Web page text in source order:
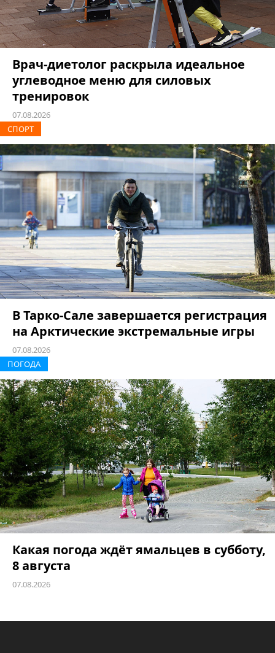
Врач-диетолог раскрыла идеальное
углеводное меню для силовых
тренировок
07.08.2026
СПОРТ
В Тарко-Сале завершается регистрация
на Арктические экстремальные игры
07.08.2026
ПОГОДА
Какая погода ждёт ямальцев в субботу,
8 августа
07.08.2026